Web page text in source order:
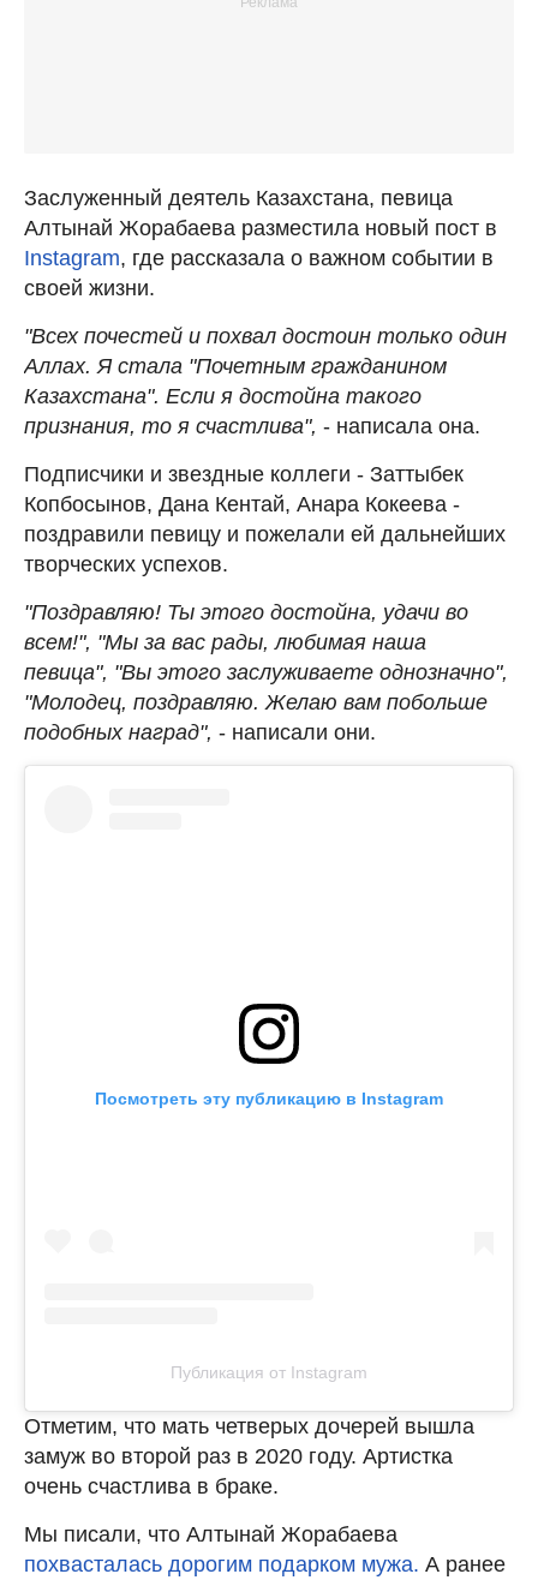
Заслуженный деятель Казахстана, певица
Алтынай Жорабаева разместила новый пост в
Instagram, где рассказала о важном событии в
своей жизни.
"Всех почестей и похвал достоин только один
Аллах. Я стала "Почетным гражданином
Казахстана". Если я достойна такого
признания, то я счастлива", - написала она.
Подписчики и звездные коллеги - Заттыбек
Копбосынов, Дана Кентай, Анара Кокеева -
поздравили певицу и пожелали ей дальнейших
творческих успехов.
"Поздравляю! Ты этого достойна, удачи во
всем!", "Мы за вас рады, любимая наша
певица", "Вы этого заслуживаете однозначно",
"Молодец, поздравляю. Желаю вам побольше
подобных наград", - написали они.
Посмотреть эту публикацию в Instagram
Публикация от Instagram
Отметим, что мать четверых дочерей вышла
замуж во второй раз в 2020 году. Артистка
очень счастлива в браке.
Мы писали, что Алтынай Жорабаева
похвасталась дорогим подарком мужа. А ранее